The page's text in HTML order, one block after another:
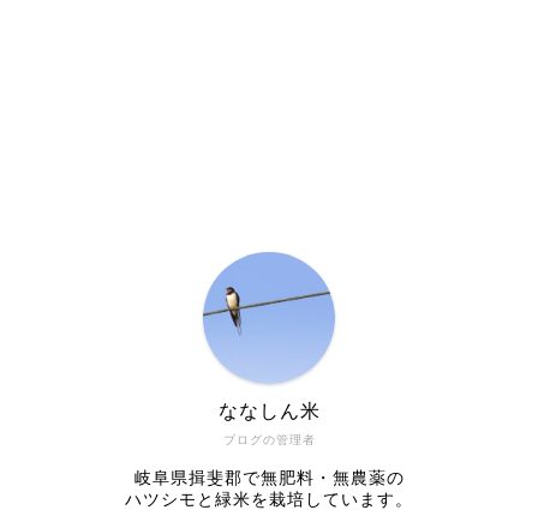
ブログの管理者
ななしん米
岐阜県揖斐郡で無肥料・無農薬の
ハツシモと緑米を栽培しています。